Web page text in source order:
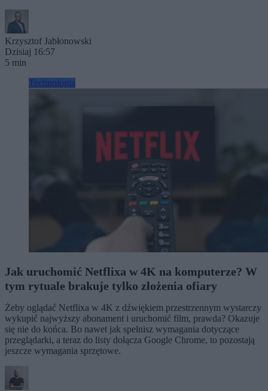
Krzysztof Jabłonowski
Dzisiaj 16:57
5 min
Technologia
Jak uruchomić Netflixa w 4K na komputerze? W
tym rytuale brakuje tylko złożenia ofiary
Żeby oglądać Netflixa w 4K z dźwiękiem przestrzennym wystarczy
wykupić najwyższy abonament i uruchomić film, prawda? Okazuje
się nie do końca. Bo nawet jak spełnisz wymagania dotyczące
przeglądarki, a teraz do listy dołącza Google Chrome, to pozostają
jeszcze wymagania sprzętowe.